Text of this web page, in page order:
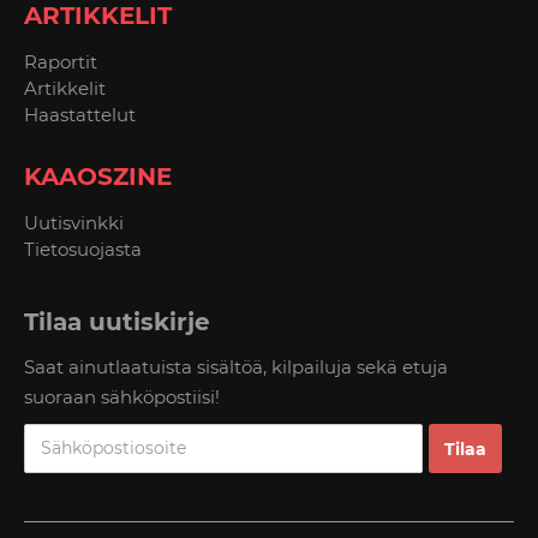
ARTIKKELIT
Raportit
Artikkelit
Haastattelut
KAAOSZINE
Uutisvinkki
Tietosuojasta
Tilaa uutiskirje
Saat ainutlaatuista sisältöä, kilpailuja sekä etuja
suoraan sähköpostiisi!